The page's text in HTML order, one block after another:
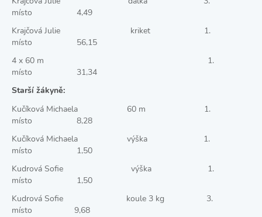
místo 4,49
Krajčová Julie kriket 1.
místo 56,15
4 x 60 m 1.
místo 31,34
Starší žákyně:
Kučíková Michaela 60 m 1.
místo 8,28
Kučíková Michaela výška 1.
místo 1,50
Kudrová Sofie výška 1.
místo 1,50
Kudrová Sofie koule 3 kg 3.
místo 9,68